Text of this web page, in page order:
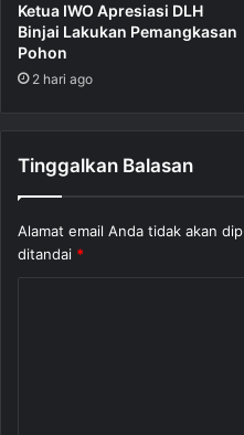
Ketua IWO Apresiasi DLH
Binjai Lakukan Pemangkasan
Pohon
2 hari ago
Tinggalkan Balasan
Alamat email Anda tidak akan
ditandai *